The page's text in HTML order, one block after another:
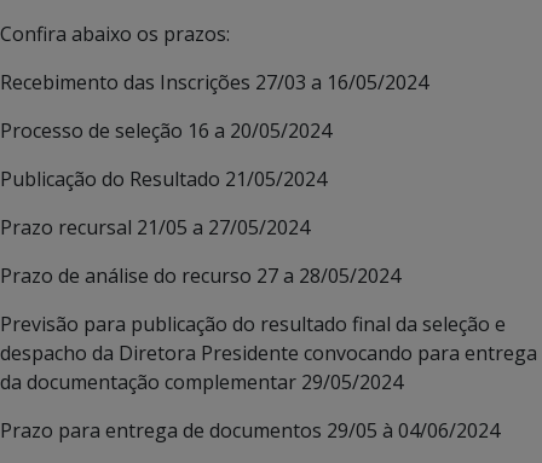
Confira abaixo os prazos:
Recebimento das Inscrições 27/03 a 16/05/2024
Processo de seleção 16 a 20/05/2024
Publicação do Resultado 21/05/2024
Prazo recursal 21/05 a 27/05/2024
Prazo de análise do recurso 27 a 28/05/2024
Previsão para publicação do resultado final da seleção e
despacho da Diretora Presidente convocando para entrega
da documentação complementar 29/05/2024
Prazo para entrega de documentos 29/05 à 04/06/2024